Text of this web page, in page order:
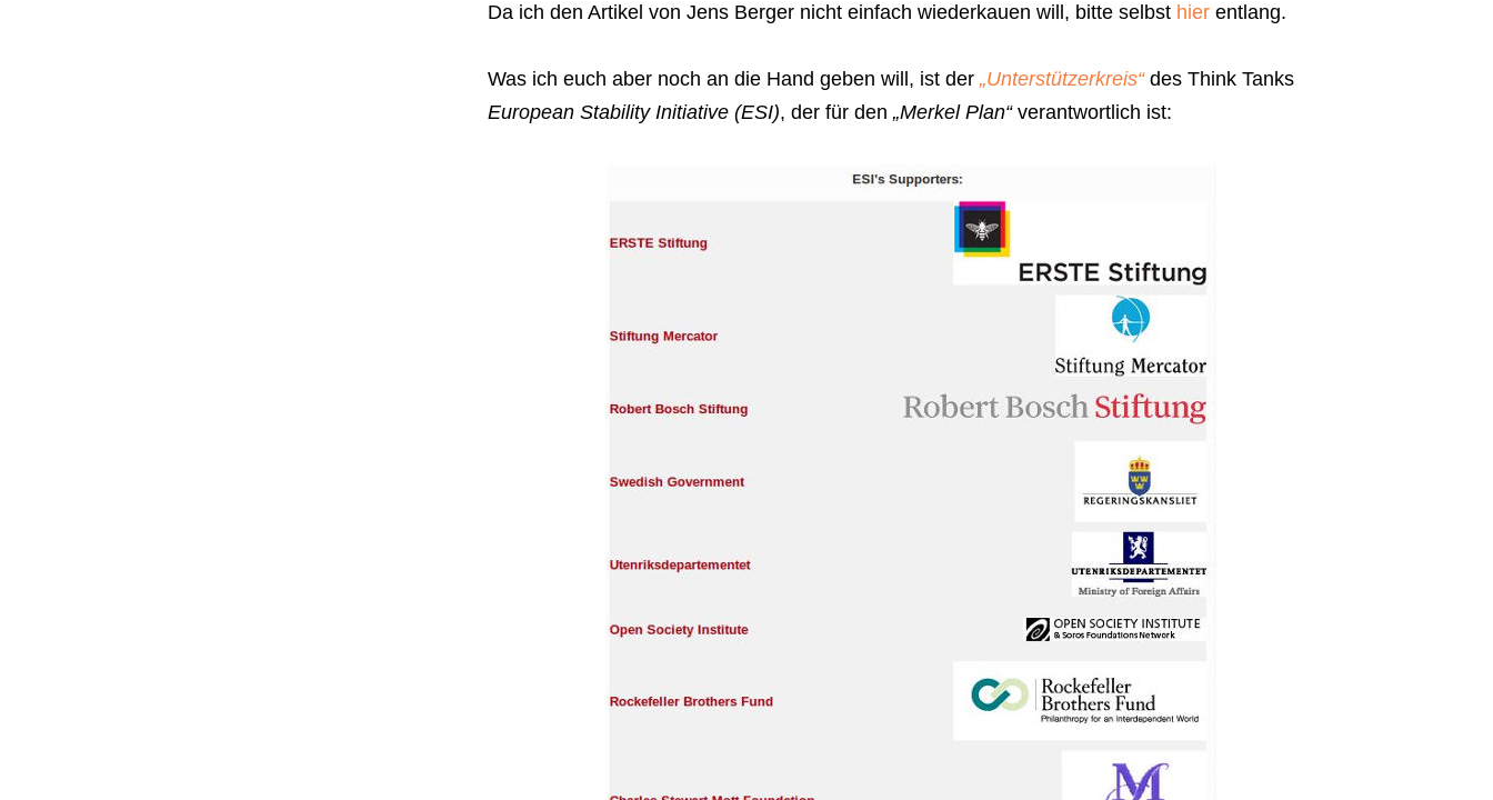
Da ich den Artikel von Jens Berger nicht einfach wiederkauen will, bitte selbst hierentlang.
Was ich euch aber noch an die Hand geben will, ist der „Unterstützerkreis“des Think Tanks
European Stability Initiative (ESI), der für den „Merkel Plan“verantwortlich ist: